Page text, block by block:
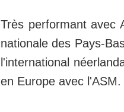
Très performant avec
nationale des Pays-
l'international
en Europe avec l'ASM.